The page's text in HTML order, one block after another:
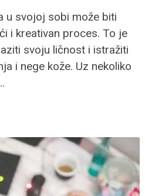
u svojoj sobi može biti
i kreativan proces. To je
svoju ličnost i istražiti
i nege kože. Uz nekoliko